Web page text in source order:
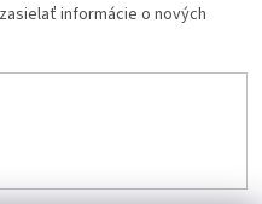
informácie o nových